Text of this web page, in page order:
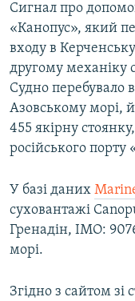
Сигнал про
«Канопус», який
входу в
другому механіку
Судно перебувало
Азовському морі,
455 якірну
російського порту
У базі даних
суховантажі
Гренадін, IMO:
морі.
Згідно з сайтом